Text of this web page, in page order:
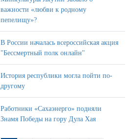
важности «любви к родному
пепелищу»?
В России началась всероссийская акция
"Бессмертный полк онлайн"
История республики могла пойти по-
другому
Работники «Сахаэнерго» подняли
Знамя Победы на гору Дула Хая